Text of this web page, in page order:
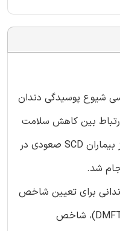
شیوع پوسیدگی دندان
بین کاهش سلامت
دهانی و شدت SCD در نمونه ای از بیماران SCD صعودی در
شد.
برای تعیین شاخص
دندان پوسیده، افتاده و پر شده (DMFT)، شاخص